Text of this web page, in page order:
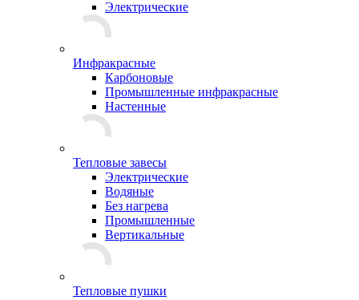
Электрические
Инфракрасные
Карбоновые
Промышленные инфракрасные
Настенные
Тепловые завесы
Электрические
Водяные
Без нагрева
Промышленные
Вертикальные
Тепловые пушки